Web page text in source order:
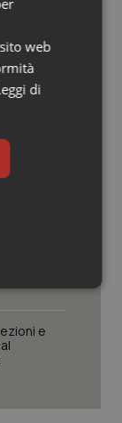
per
ministro
non
è
servizi. Il
e
web
di